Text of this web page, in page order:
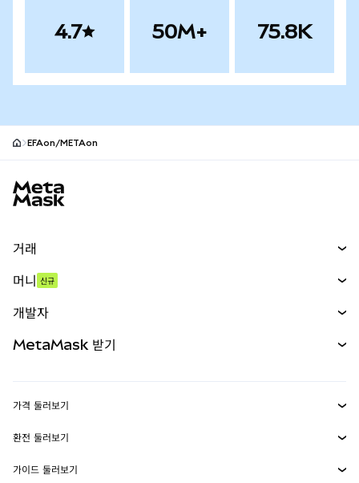
4.7 50M+ 75.8K
EFAon/METAon
거래
무기한 선물
실물자산
머니 신규
개발자
MetaMask Connect
Snaps
MetaMask 받기
보안
가격 둘러보기
이더리움 가격
솔라나 가격
환전 둘러보기
ETH를 USD로 환전
가이드 둘러보기